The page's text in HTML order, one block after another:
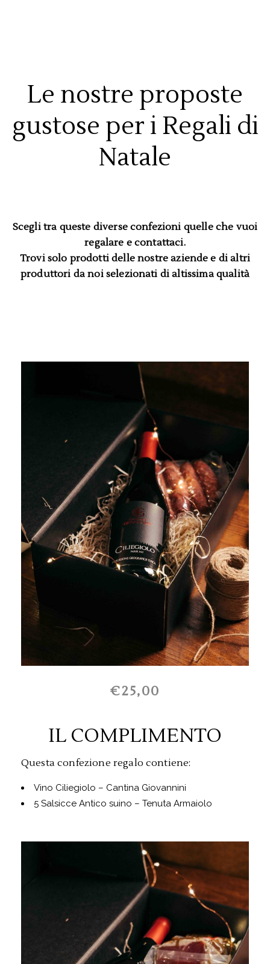
Le nostre proposte
gustose per i Regali di
Natale
Scegli tra queste diverse confezioni quelle che vuoi
regalare e contattaci.
Trovi solo prodotti delle nostre aziende e di altri
produttori da noi selezionati di altissima qualità
€25,00
IL COMPLIMENTO
Questa confezione regalo contiene:
Vino Ciliegiolo – Cantina Giovannini
5 Salsicce Antico suino – Tenuta Armaiolo